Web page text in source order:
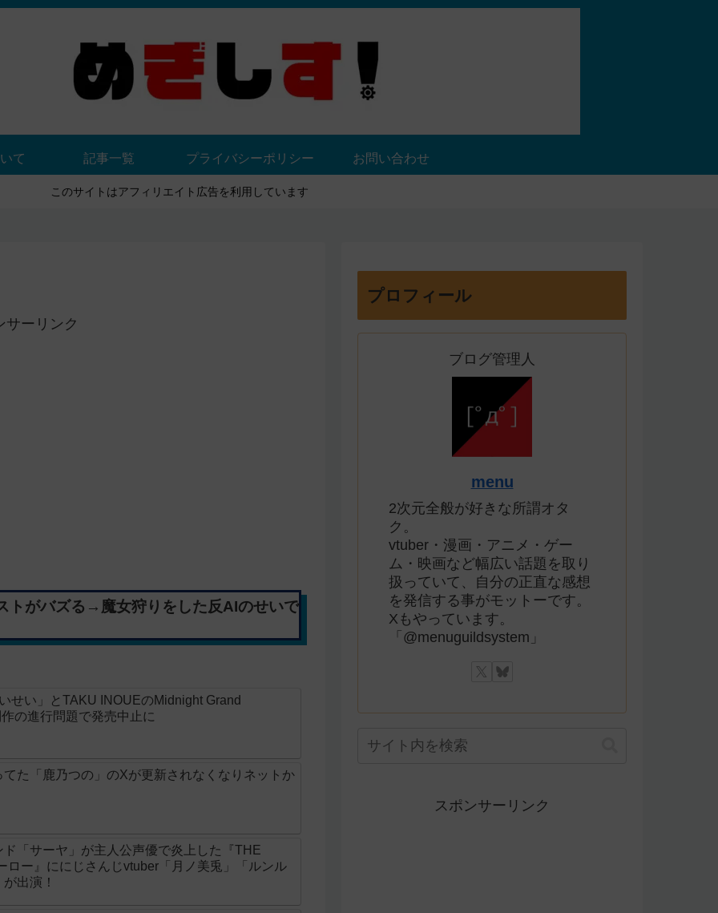
て 記事一覧 プライバシーポリシー お問い合わせ
このサイトはアフィリエイト広告を利用しています
サーリンク
トがバズる→魔女狩りをした反AIのせいで
せい」とTAKU INOUEのMidnight Grand
の進行問題で発売中止に
た「鹿乃つの」のXが更新されなくなりネットか
「サーヤ」が主人公声優で炎上した『THE
ロー』ににじさんじvtuber「月ノ美兎」「ルンル
出演！
プロフィール
ブログ管理人
menu
2次元全般が好きな所謂オタ
ク。
vtuber・漫画・アニメ・ゲー
ム・映画など幅広い話題を取り
扱っていて、自分の正直な感想
を発信する事がモットーです。
Xもやっています。
「@menuguildsystem」
スポンサーリンク